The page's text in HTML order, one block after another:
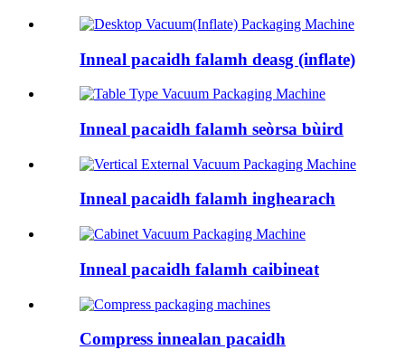
Inneal pacaidh falamh deasg (inflate)
Inneal pacaidh falamh seòrsa bùird
Inneal pacaidh falamh inghearach
Inneal pacaidh falamh caibineat
Compress innealan pacaidh